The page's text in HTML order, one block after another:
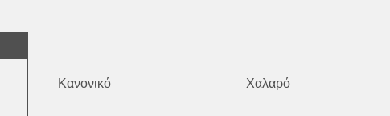
Κανονικό Χαλαρό